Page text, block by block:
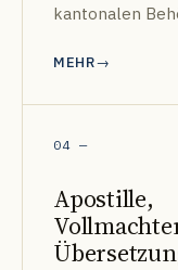
kantonalen
MEHR
04—
Apostille,